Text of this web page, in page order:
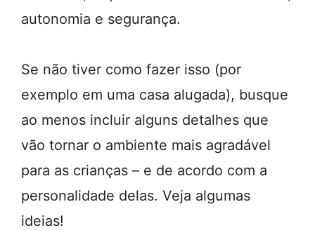
autonomia e segurança.
Se não tiver como fazer isso (por
exemplo em uma casa alugada), busque
ao menos incluir alguns detalhes que
vão tornar o ambiente mais agradável
para as crianças – e de acordo com a
personalidade delas. Veja algumas
ideias!